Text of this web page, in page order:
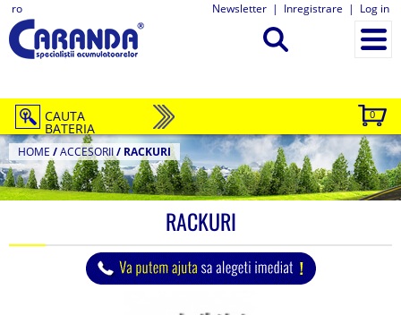
ro Newsletter | Inregistrare | Log in
0
CAUTA
BATERIA
HOME /ACCESORII/ RACKURI
RACKURI